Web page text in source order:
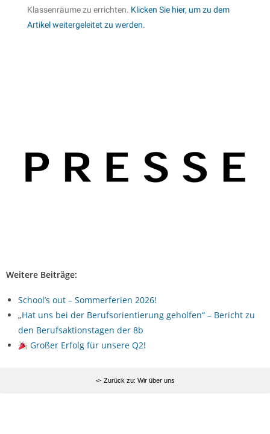
Klassenräume zu errichten. Klicken Sie hier, um zu dem
Artikel weitergeleitet zu werden.
Weitere Beiträge:
School’s out – Sommerferien 2026!
„Hat uns bei der Berufsorientierung geholfen“ – Bericht zu
den Berufsaktionstagen der 8b
Großer Erfolg für unsere Q2!
<- Zurück zu: Wir über uns